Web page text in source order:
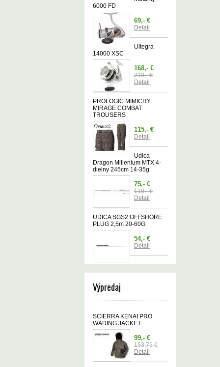
6000 FD
69,- €
Detail
Ultegra
14000 XSC
168,- €
210,- €
Detail
PROLOGIC MIMICRY
MIRAGE COMBAT
TROUSERS
115,- €
Detail
Udica
Dragon Millenium MTX 4-
dielny 245cm 14-35g
75,- €
110,- €
Detail
UDICA SGS2 OFFSHORE
PLUG 2,5m 20-60G
54,- €
Detail
Výpredaj
SCIERRA KENAI PRO
WADING JACKET
99,- €
153,75 €
Detail